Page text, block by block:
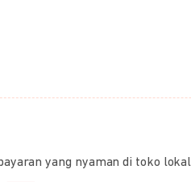
yang nyaman di toko lokal